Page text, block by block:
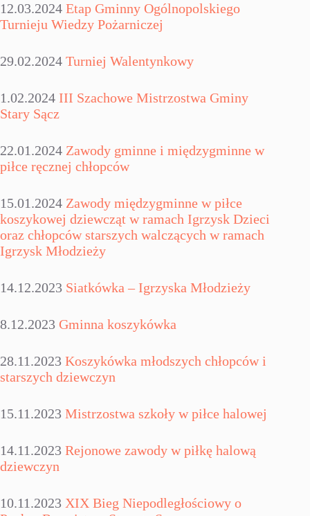
12.03.2024 Etap Gminny Ogólnopolskiego
Turnieju Wiedzy Pożarniczej
29.02.2024 Turniej Walentynkowy
1.02.2024 III Szachowe Mistrzostwa Gminy
Stary Sącz
22.01.2024 Zawody gminne i międzygminne w
piłce ręcznej chłopców
15.01.2024 Zawody międzygminne w piłce
koszykowej dziewcząt w ramach Igrzysk Dzieci
oraz chłopców starszych walczących w ramach
Igrzysk Młodzieży
14.12.2023 Siatkówka – Igrzyska Młodzieży
8.12.2023 Gminna koszykówka
28.11.2023 Koszykówka młodszych chłopców i
starszych dziewczyn
15.11.2023 Mistrzostwa szkoły w piłce halowej
14.11.2023 Rejonowe zawody w piłkę halową
dziewczyn
10.11.2023 XIX Bieg Niepodległościowy o